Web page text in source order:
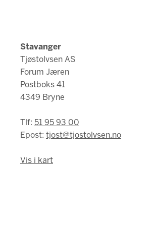
Stavanger
Tjøstolvsen AS
Forum Jæren
Postboks 41
4349 Bryne
Tlf: 51 95 93 00
Epost: tjost@tjostolvsen.no
Vis i kart